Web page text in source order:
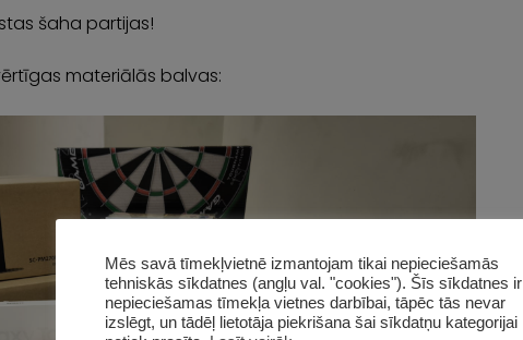
šaha partijas!
materiālās balvas:
Mēs savā tīmekļvietnē izmantojam tikai nepieciešamās
tehniskās sīkdatnes (angļu val. "cookies"). Šīs sīkdatnes ir
nepieciešamas tīmekļa vietnes darbībai, tāpēc tās nevar
izslēgt, un tādēļ lietotāja piekrišana šai sīkdatņu kategorijai